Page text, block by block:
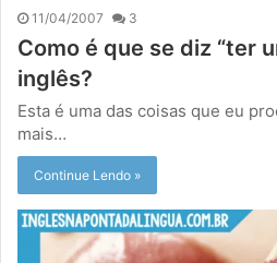
11/04/2007 3
Como é que se diz “ter
inglês?
Esta é uma das coisas que eu
mais…
Continue Lendo »